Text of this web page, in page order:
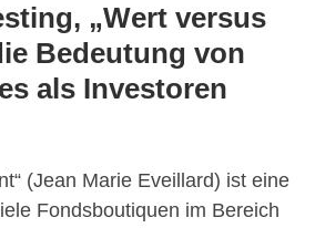
„Wert versus
Bedeutung von
als Investoren
(Jean Marie Eveillard) ist eine
Fondsboutiquen im Bereich